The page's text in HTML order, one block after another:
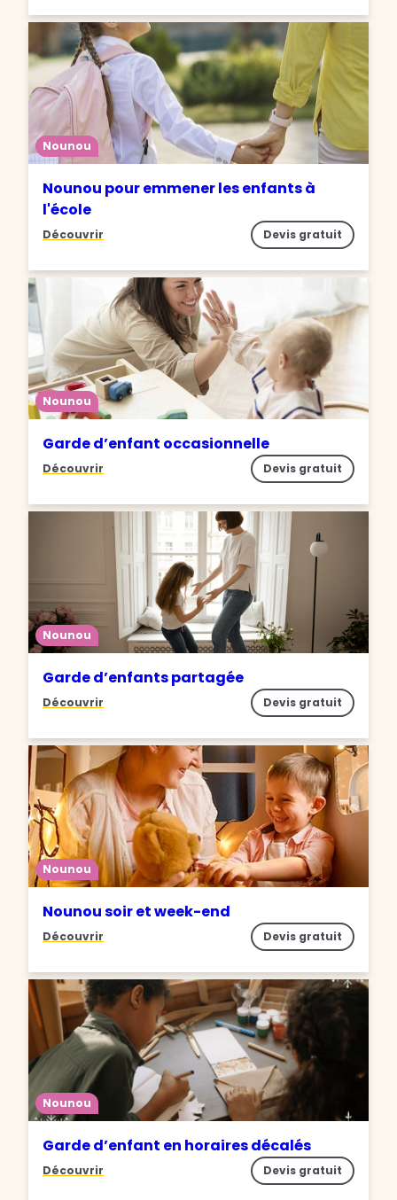
Nounou
Nounou pour emmener les enfants à
l'école
Découvrir Devis gratuit
Nounou
Garde d’enfant occasionnelle
Découvrir Devis gratuit
Nounou
Garde d’enfants partagée
Découvrir Devis gratuit
Nounou
Nounou soir et week-end
Découvrir Devis gratuit
Nounou
Garde d’enfant en horaires décalés
Découvrir Devis gratuit